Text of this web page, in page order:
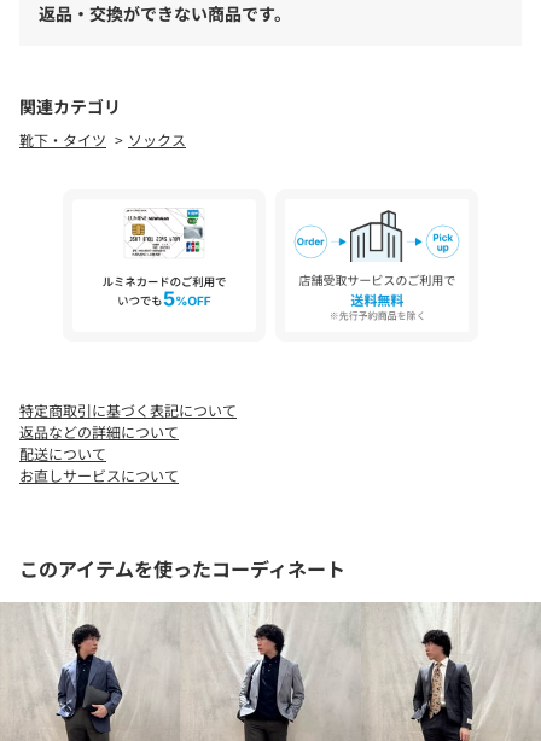
店舗へお問い合わせの際は、全国のgreen label relaxing各店舗ま
返品・交換ができない商品です。
関連カテゴリ
靴下・タイツ ソックス
特定商取引に基づく表記について
返品などの詳細について
配送について
お直しサービスについて
このアイテムを使ったコーディネート